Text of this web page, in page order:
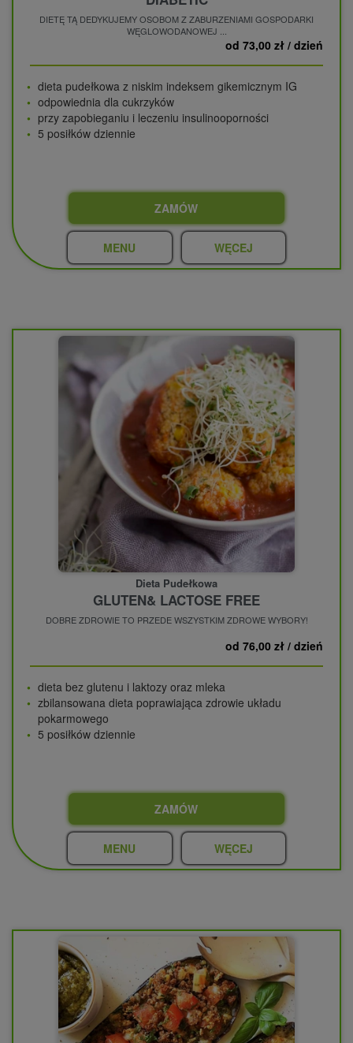
DIETĘ TĄ DEDYKUJEMY OSOBOM Z ZABURZENIAMI GOSPODARKI
WĘGLOWODANOWEJ ...
od 73,00 zł / dzień
dieta pudełkowa z niskim indeksem gikemicznym IG
odpowiednia dla cukrzyków
przy zapobieganiu i leczeniu insulinooporności
5 posiłków dziennie
ZAMÓW
MENU WĘCEJ
Dieta Pudełkowa
GLUTEN& LACTOSE FREE
DOBRE ZDROWIE TO PRZEDE WSZYSTKIM ZDROWE WYBORY!
od 76,00 zł / dzień
dieta bez glutenu i laktozy oraz mleka
zbilansowana dieta poprawiająca zdrowie układu
pokarmowego
5 posiłków dziennie
ZAMÓW
MENU WĘCEJ